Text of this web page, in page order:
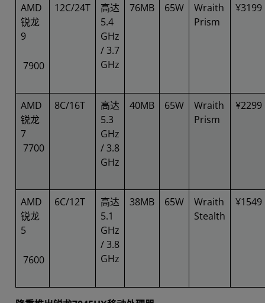
AMD
锐龙
9
7900
12C/24T
高达
5.4
GHz
/ 3.7
GHz
76MB 65W
Wraith
Prism
¥3199
AMD
锐龙
7
7700
8C/16T
高达
5.3
GHz
/ 3.8
GHz
40MB 65W
Wraith
Prism
¥2299
AMD
锐龙
5
7600
6C/12T
高达
5.1
GHz
/ 3.8
GHz
38MB 65W
Wraith
Stealth
¥1549